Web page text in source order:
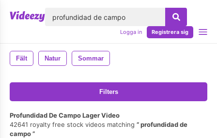
Logga in Registrera sig
Fält Natur Sommar
Filters
Profundidad De Campo Lager Video
42641 royalty free stock videos matching
profundidad de
campo